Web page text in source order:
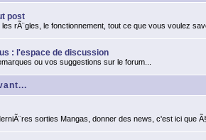
post
rÃ¨gles, le fonctionnement, tout ce que vous voulez
: l'espace de discussion
ou vos suggestions sur le forum...
sorties Mangas, donner des news, c'est ici que